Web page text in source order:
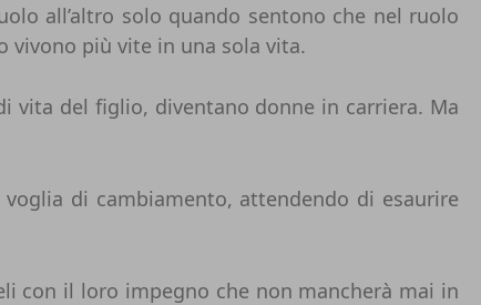
all’altro solo quando sentono che nel ruolo
vivono più vite in una sola vita.
del figlio, diventano donne in carriera. Ma
di cambiamento, attendendo di esaurire
con il loro impegno che non mancherà mai in